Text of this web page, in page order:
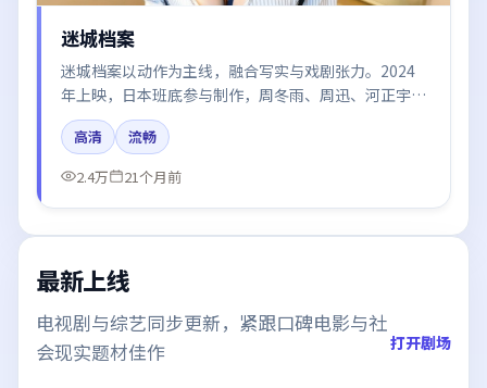
迷城档案
迷城档案以动作为主线，融合写实与戏剧张力。2024
年上映，日本班底参与制作，周冬雨、周迅、河正宇、
于和伟在片中呈现细腻表演，影像风格统一，配乐与剪
辑强化了情绪曲线。
高清
流畅
2.4万
21个月前
最新上线
电视剧与综艺同步更新，紧跟口碑电影与社
会现实题材佳作
打开剧场